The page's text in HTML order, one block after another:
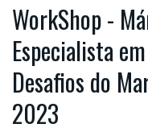
WorkShop -
Especialista
Desafios do
2023